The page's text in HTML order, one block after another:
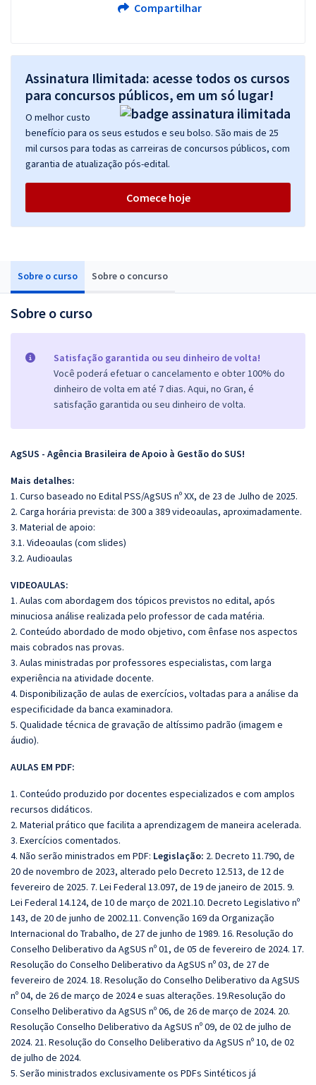
Sobre o curso Sobre o concurso
Sobre o curso
Satisfação garantida ou seu dinheiro de volta!
Você poderá efetuar o cancelamento e obter 100% do
dinheiro de volta em até 7 dias. Aqui, no Gran, é
satisfação garantida ou seu dinheiro de volta.
AgSUS - Agência Brasileira de Apoio à Gestão do SUS!
Mais detalhes:
1. Curso baseado no Edital PSS/AgSUS nº XX, de 23 de Julho de 2025.
2. Carga horária prevista: de 300 a 389 videoaulas, aproximadamente.
3. Material de apoio:
3.1. Videoaulas (com slides)
3.2. Audioaulas
VIDEOAULAS:
1. Aulas com abordagem dos tópicos previstos no edital, após
minuciosa análise realizada pelo professor de cada matéria.
2. Conteúdo abordado de modo objetivo, com ênfase nos aspectos
mais cobrados nas provas.
3. Aulas ministradas por professores especialistas, com larga
experiência na atividade docente.
4. Disponibilização de aulas de exercícios, voltadas para a análise da
especificidade da banca examinadora.
5. Qualidade técnica de gravação de altíssimo padrão (imagem e
áudio).
AULAS EM PDF:
1. Conteúdo produzido por docentes especializados e com amplos
recursos didáticos.
2. Material prático que facilita a aprendizagem de maneira acelerada.
3. Exercícios comentados.
4. Não serão ministrados em PDF: Legislação: 2. Decreto 11.790, de
20 de novembro de 2023, alterado pelo Decreto 12.513, de 12 de
fevereiro de 2025. 7. Lei Federal 13.097, de 19 de janeiro de 2015. 9.
Lei Federal 14.124, de 10 de março de 2021.10. Decreto Legislativo nº
143, de 20 de junho de 2002.11. Convenção 169 da Organização
Internacional do Trabalho, de 27 de junho de 1989. 16. Resolução do
Conselho Deliberativo da AgSUS nº 01, de 05 de fevereiro de 2024. 17.
Resolução do Conselho Deliberativo da AgSUS nº 03, de 27 de
fevereiro de 2024. 18. Resolução do Conselho Deliberativo da AgSUS
nº 04, de 26 de março de 2024 e suas alterações. 19.Resolução do
Conselho Deliberativo da AgSUS nº 06, de 26 de março de 2024. 20.
Resolução Conselho Deliberativo da AgSUS nº 09, de 02 de julho de
2024. 21. Resolução do Conselho Deliberativo da AgSUS nº 10, de 02
de julho de 2024.
5. Serão ministrados exclusivamente os PDFs Sintéticos já
Compartilhar
Assinatura Ilimitada: acesse todos os cursos
para concursos públicos, em um só lugar!
O melhor custo
benefício para os seus estudos e seu bolso. São mais de 25
mil cursos para todas as carreiras de concursos públicos, com
garantia de atualização pós-edital.
Comece hoje